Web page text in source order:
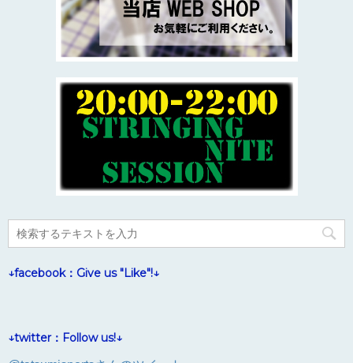
↓facebook：Give us "Like"!↓
↓twitter：Follow us!↓